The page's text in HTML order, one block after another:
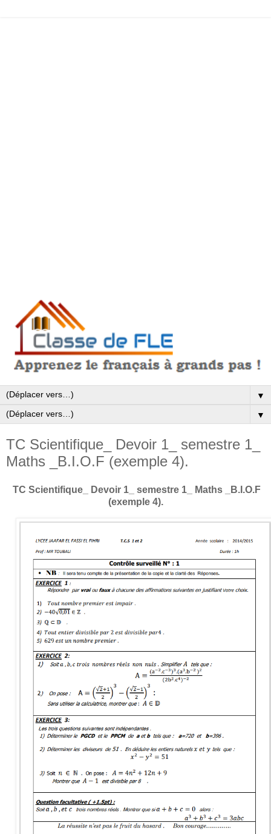
▼
▼
TC Scientifique_ Devoir 1_ semestre 1_
Maths _B.I.O.F (exemple 4).
TC Scientifique_ Devoir 1_ semestre 1_ Maths _B.I.O.F
(exemple 4).